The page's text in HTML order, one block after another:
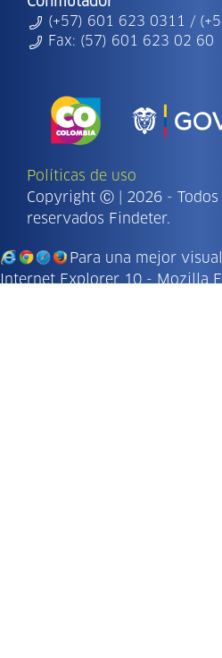
(+57) 601 623 0311 /
Fax: (57) 601 623 02 60
Políticas de uso
Copyright Ⓒ | 2026 - Todos
reservados Findeter.
Para una mejor
Internet Explorer 10 - Mozilla